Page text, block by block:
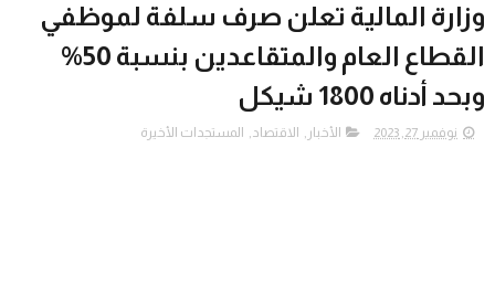
وزارة المالية تعلن صرف سلفة لموظفي
القطاع العام والمتقاعدين بنسبة 50%
وبحد أدناه 1800 شيكل
نوفمبر 27, 2023 الأخبار , الاقتصاد, المستجدات الأخيرة